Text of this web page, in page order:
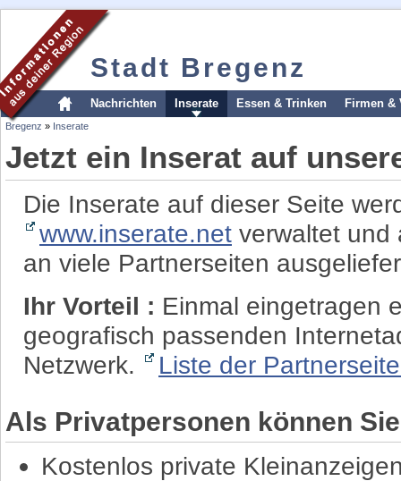
Stadt Bregenz
Nachrichten Inserate Essen & Trinken Firmen &
Bregenz » Inserate
Jetzt ein Inserat auf
Die Inserate auf dieser Seite
www.inserate.net verwaltet und
an viele Partnerseiten
Ihr Vorteil : Einmal eingetragen
geografisch passenden
Netzwerk.
Liste der
Als Privatpersonen können
Kostenlos private